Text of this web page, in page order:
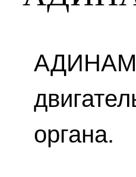
органа.